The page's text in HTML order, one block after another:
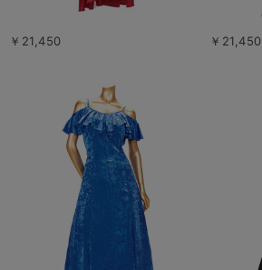
￥21,450 ￥21,450